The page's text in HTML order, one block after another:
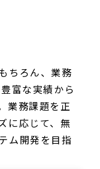
ちろん、業務
富な実績から
業務課題を正
に応じて、無
ム開発を目指